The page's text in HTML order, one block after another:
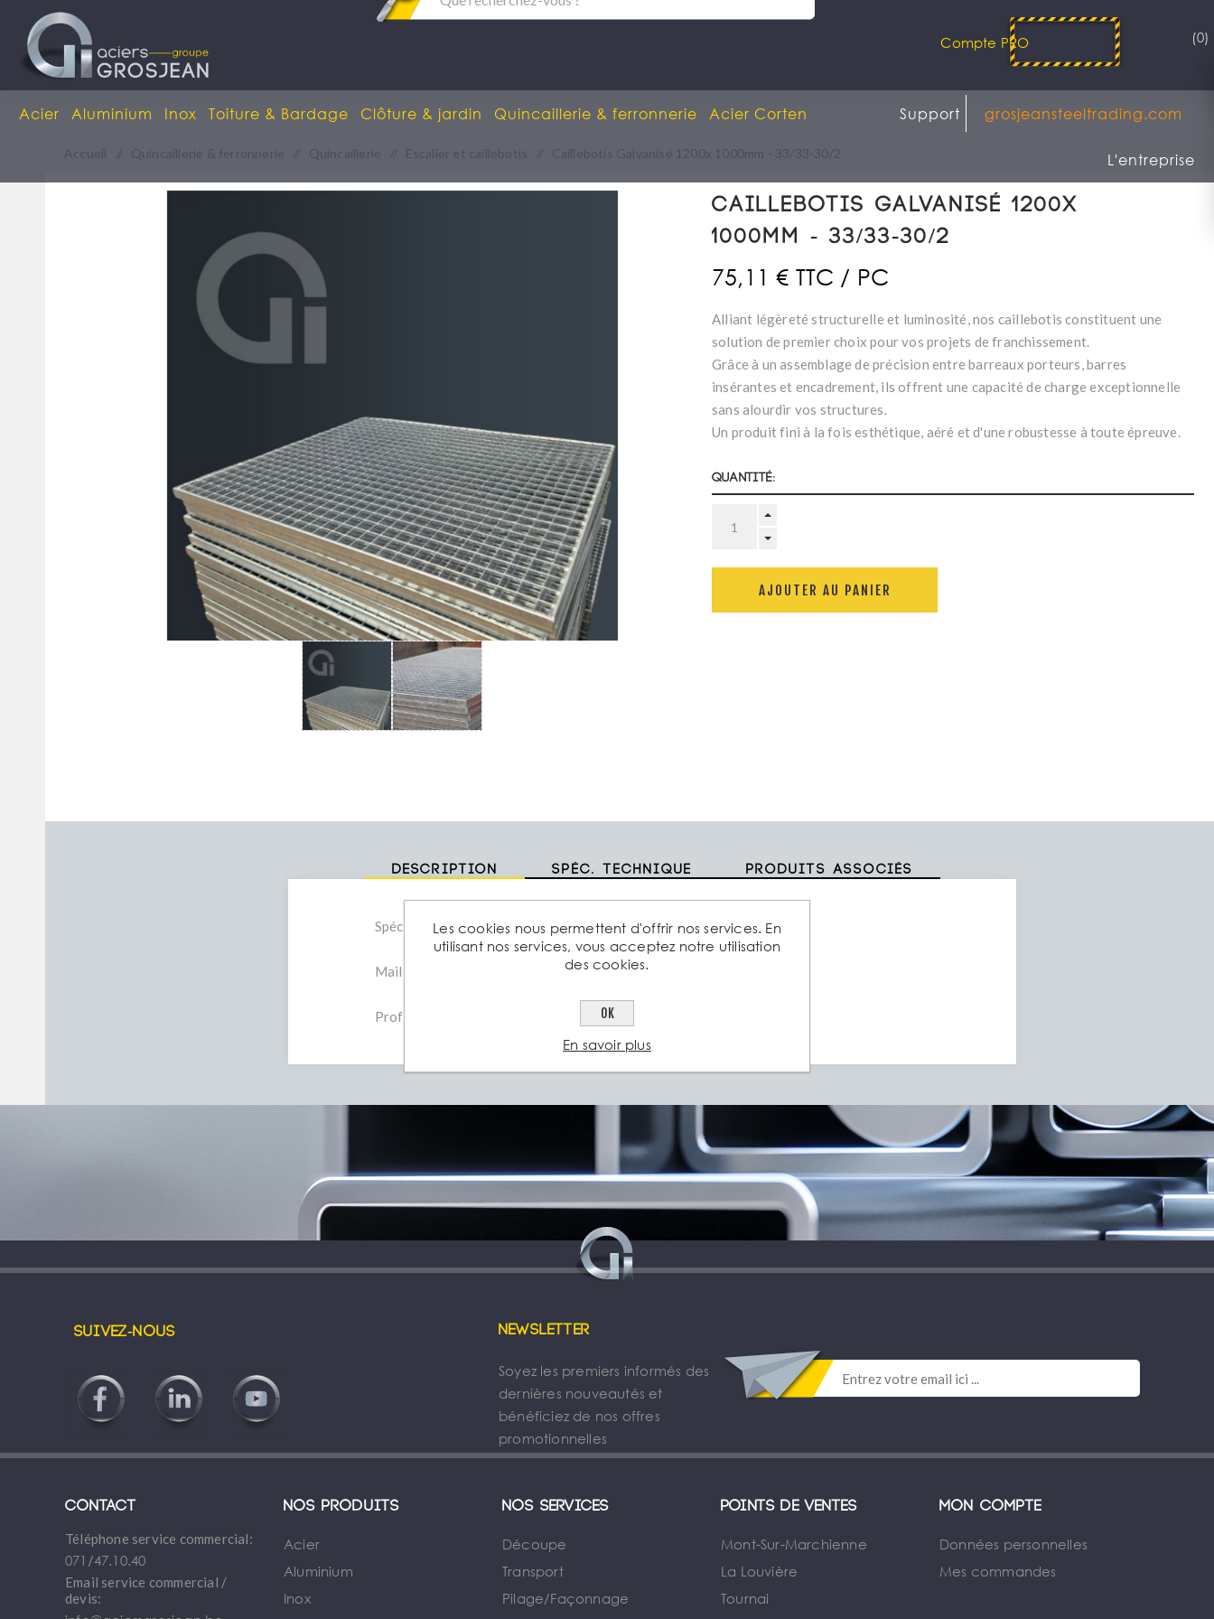
Compte PRO (0)
Acier Aluminium Inox Toiture & Bardage Clôture & jardin Quincaillerie & ferronnerie Acier Corten grosjeansteeltrading.com
Support
L'entreprise
Accueil Quincaillerie & ferronnerie Quincaillerie Escalier et caillebotis Caillebotis Galvanisé 1200x 1000mm - 33/33-30/2
Caillebotis Galvanisé 1200x
1000mm - 33/33-30/2
75,11 € TTC / PC
Alliant légèreté structurelle et luminosité, nos caillebotis constituent une
solution de premier choix pour vos projets de franchissement.
Grâce à un assemblage de précision entre barreaux porteurs, barres
insérantes et encadrement, ils offrent une capacité de charge exceptionnelle
sans alourdir vos structures.
Un produit fini à la fois esthétique, aéré et d'une robustesse à toute épreuve.
Quantité:
AJOUTER AU PANIER
Description Spéc. technique Produits associés
Spécifications:
Mailles standards pour barreaux porteurs : 33,3mm
Profils des barreaux porteurs : 30/2mm
Suivez-nous Newsletter
Soyez les premiers informés des
dernières nouveautés et
bénéficiez de nos offres
promotionnelles
Contact
Téléphone service commercial:
071/47.10.40
Email service commercial /
devis:
Nos produits
Acier
Aluminium
Inox
Nos services
Découpe
Transport
Pilage/Façonnage
Points de ventes
Mont-Sur-Marchienne
La Louvière
Tournai
Mon compte
Données personnelles
Mes commandes
Les cookies nous permettent d'offrir nos services. En
utilisant nos services, vous acceptez notre utilisation
des cookies.
OK
En savoir plus